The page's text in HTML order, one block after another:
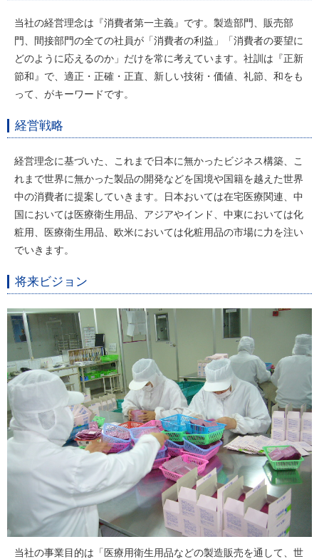
当社の経営理念は『消費者第一主義』です。製造部門、販売部
門、間接部門の全ての社員が「消費者の利益」「消費者の要望に
どのように応えるのか」だけを常に考えています。社訓は『正新
節和』で、適正・正確・正直、新しい技術・価値、礼節、和をも
って、がキーワードです。
経営戦略
経営理念に基づいた、これまで日本に無かったビジネス構築、こ
れまで世界に無かった製品の開発などを国境や国籍を越えた世界
中の消費者に提案していきます。日本おいては在宅医療関連、中
国においては医療衛生用品、アジアやインド、中東においては化
粧用、医療衛生用品、欧米においては化粧用品の市場に力を注い
でいきます。
将来ビジョン
当社の事業目的は「医療用衛生用品などの製造販売を通して、世